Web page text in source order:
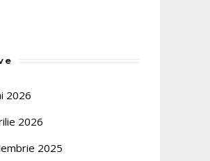
2026
2026
2025